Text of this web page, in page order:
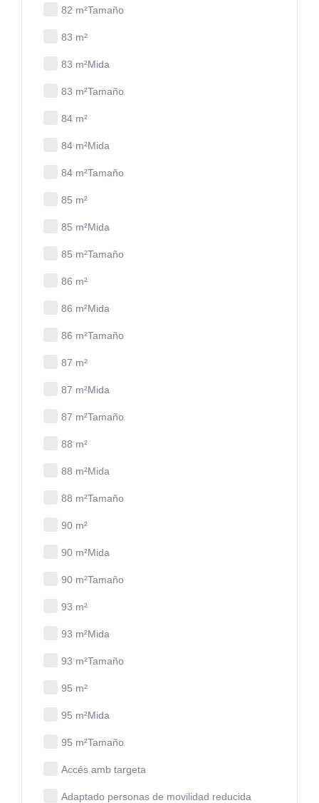
82 m²Tamaño
83 m²
83 m²Mida
83 m²Tamaño
84 m²
84 m²Mida
84 m²Tamaño
85 m²
85 m²Mida
85 m²Tamaño
86 m²
86 m²Mida
86 m²Tamaño
87 m²
87 m²Mida
87 m²Tamaño
88 m²
88 m²Mida
88 m²Tamaño
90 m²
90 m²Mida
90 m²Tamaño
93 m²
93 m²Mida
93 m²Tamaño
95 m²
95 m²Mida
95 m²Tamaño
Accés amb targeta
Adaptado personas de movilidad reducida